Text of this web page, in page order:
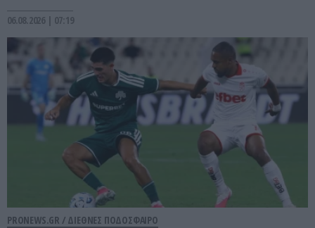
06.08.2026 | 07:19
PRONEWS.GR / ΔΙΕΘΝΕΣ ΠΟΔΟΣΦΑΙΡΟ